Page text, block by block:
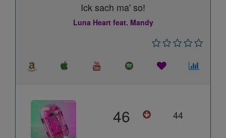
Ick sach ma' so!
Luna Heart feat. Mandy
46 44